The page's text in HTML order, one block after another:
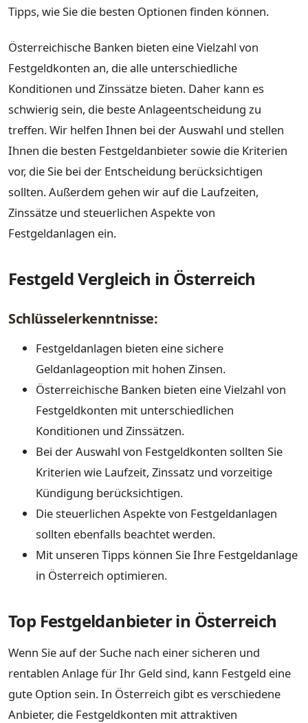
Tipps, wie Sie die besten Optionen finden können.
Österreichische Banken bieten eine Vielzahl von
Festgeldkonten an, die alle unterschiedliche
Konditionen und Zinssätze bieten. Daher kann es
schwierig sein, die beste Anlageentscheidung zu
treffen. Wir helfen Ihnen bei der Auswahl und stellen
Ihnen die besten Festgeldanbieter sowie die Kriterien
vor, die Sie bei der Entscheidung berücksichtigen
sollten. Außerdem gehen wir auf die Laufzeiten,
Zinssätze und steuerlichen Aspekte von
Festgeldanlagen ein.
Festgeld Vergleich in Österreich
Schlüsselerkenntnisse:
Festgeldanlagen bieten eine sichere
Geldanlageoption mit hohen Zinsen.
Österreichische Banken bieten eine Vielzahl von
Festgeldkonten mit unterschiedlichen
Konditionen und Zinssätzen.
Bei der Auswahl von Festgeldkonten sollten Sie
Kriterien wie Laufzeit, Zinssatz und vorzeitige
Kündigung berücksichtigen.
Die steuerlichen Aspekte von Festgeldanlagen
sollten ebenfalls beachtet werden.
Mit unseren Tipps können Sie Ihre Festgeldanlage
in Österreich optimieren.
Top Festgeldanbieter in Österreich
Wenn Sie auf der Suche nach einer sicheren und
rentablen Anlage für Ihr Geld sind, kann Festgeld eine
gute Option sein. In Österreich gibt es verschiedene
Anbieter, die Festgeldkonten mit attraktiven